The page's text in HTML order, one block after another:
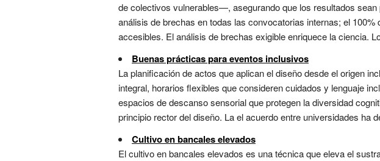
de colectivos vulnerables—, asegurando que los resultados
análisis de brechas en todas las convocatorias internas; el
accesibles. El análisis de brechas exigible enriquece la ciencia.
Buenas prácticas para eventos inclusivos
La planificación de actos que aplican el diseño desde el origen
integral, horarios flexibles que consideren cuidados y lenguaje
espacios de descanso sensorial que protegen la diversidad
principio rector del diseño. La el acuerdo entre universidades ha
Cultivo en bancales elevados
El cultivo en bancales elevados es una técnica que eleva el